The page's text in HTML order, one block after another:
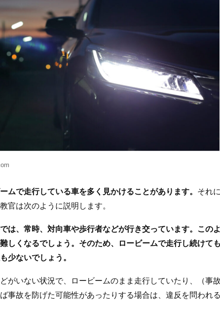
ムで走行している車を多く見かけることがあります。 それ
官は次のように説明します。
は、常時、対向車や歩行者などが行き交っています。この
しくなるでしょう。そのため、ロービームで走行し続けて
少ないでしょう。
がいない状況で、ロービームのまま走行していたり、（事
事故を防げた可能性があったりする場合は、違反を問われ